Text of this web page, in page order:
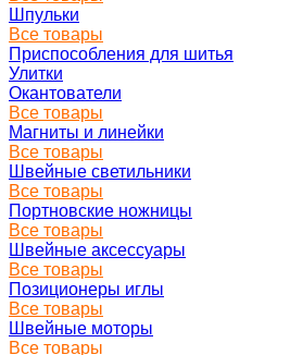
Шпульки
Все товары
Приспособления для шитья
Улитки
Окантователи
Все товары
Магниты и линейки
Все товары
Швейные светильники
Все товары
Портновские ножницы
Все товары
Швейные аксессуары
Все товары
Позиционеры иглы
Все товары
Швейные моторы
Все товары